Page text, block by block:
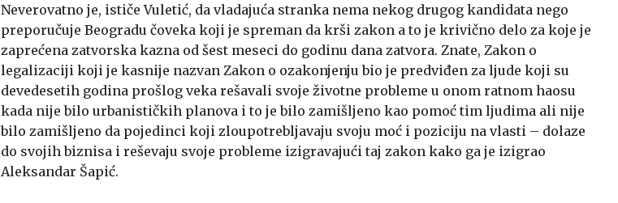
Neverovatno je, ističe Vuletić, da vladajuća stranka nema nekog drugog kandidata nego
preporučuje Beogradu čoveka koji je spreman da krši zakon a to je krivično delo za koje je
zaprećena zatvorska kazna od šest meseci do godinu dana zatvora. Znate, Zakon o
legalizaciji koji je kasnije nazvan Zakon o ozakonjenju bio je predviđen za ljude koji su
devedesetih godina prošlog veka rešavali svoje životne probleme u onom ratnom haosu
kada nije bilo urbanističkih planova i to je bilo zamišljeno kao pomoć tim ljudima ali nije
bilo zamišljeno da pojedinci koji zloupotrebljavaju svoju moć i poziciju na vlasti – dolaze
do svojih biznisa i reševaju svoje probleme izigravajući taj zakon kako ga je izigrao
Aleksandar Šapić.